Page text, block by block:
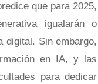
que para 2025,
igualarán o
digital. Sin embargo,
en IA, y las
para dedicar